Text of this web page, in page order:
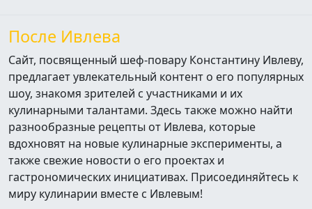
После Ивлева
Сайт, посвященный шеф-повару Константину Ивлеву,
предлагает увлекательный контент о его популярных
шоу, знакомя зрителей с участниками и их
кулинарными талантами. Здесь также можно найти
разнообразные рецепты от Ивлева, которые
вдохновят на новые кулинарные эксперименты, а
также свежие новости о его проектах и
гастрономических инициативах. Присоединяйтесь к
миру кулинарии вместе с Ивлевым!